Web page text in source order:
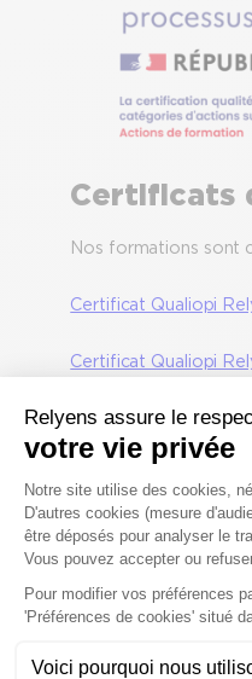
Certificats
Nos formations sont
Certificat Qualiopi
Certificat Qualiopi
Nos
Pour vous apporter le
développent des
majeurs de la